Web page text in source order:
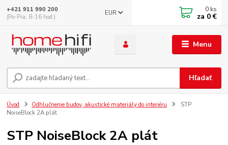
Menu
EUR
Hľadať
+421 911 990 200
(Po-Pia, 8-16 hod.)
0 ks
za 0 €
Úvod Odhlučnenie budov, akustické materiály do interiéru
STP
NoiseBlock 2A plát
STP NoiseBlock 2A plát